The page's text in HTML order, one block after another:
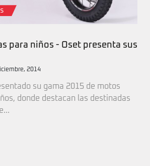
para niños - Oset presenta sus
2014
su gama 2015 de motos
donde destacan las destinadas